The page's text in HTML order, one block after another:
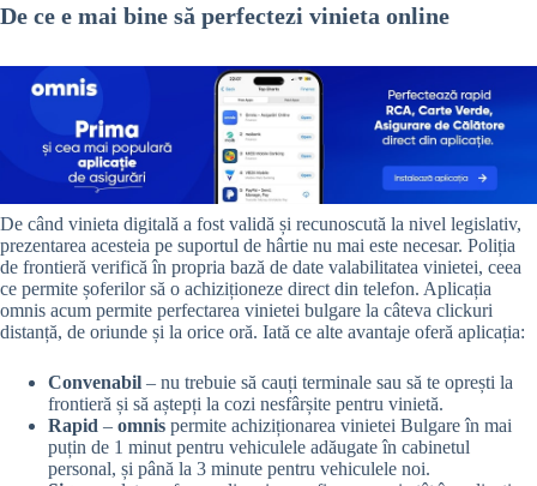
De ce e mai bine să perfectezi vinieta online
De când vinieta digitală a fost validă și recunoscută la nivel legislativ,
prezentarea acesteia pe suportul de hârtie nu mai este necesar. Poliția
de frontieră verifică în propria bază de date valabilitatea vinietei, ceea
ce permite șoferilor să o achiziționeze direct din telefon. Aplicația
omnis acum permite perfectarea vinietei bulgare la câteva clickuri
distanță, de oriunde și la orice oră. Iată ce alte avantaje oferă aplicația:
Convenabil – nu trebuie să cauți terminale sau să te oprești la
frontieră și să aștepți la cozi nesfârșite pentru vinietă.
Rapid – omnis permite achiziționarea vinietei Bulgare în mai
puțin de 1 minut pentru vehiculele adăugate în cabinetul
personal, și până la 3 minute pentru vehiculele noi.